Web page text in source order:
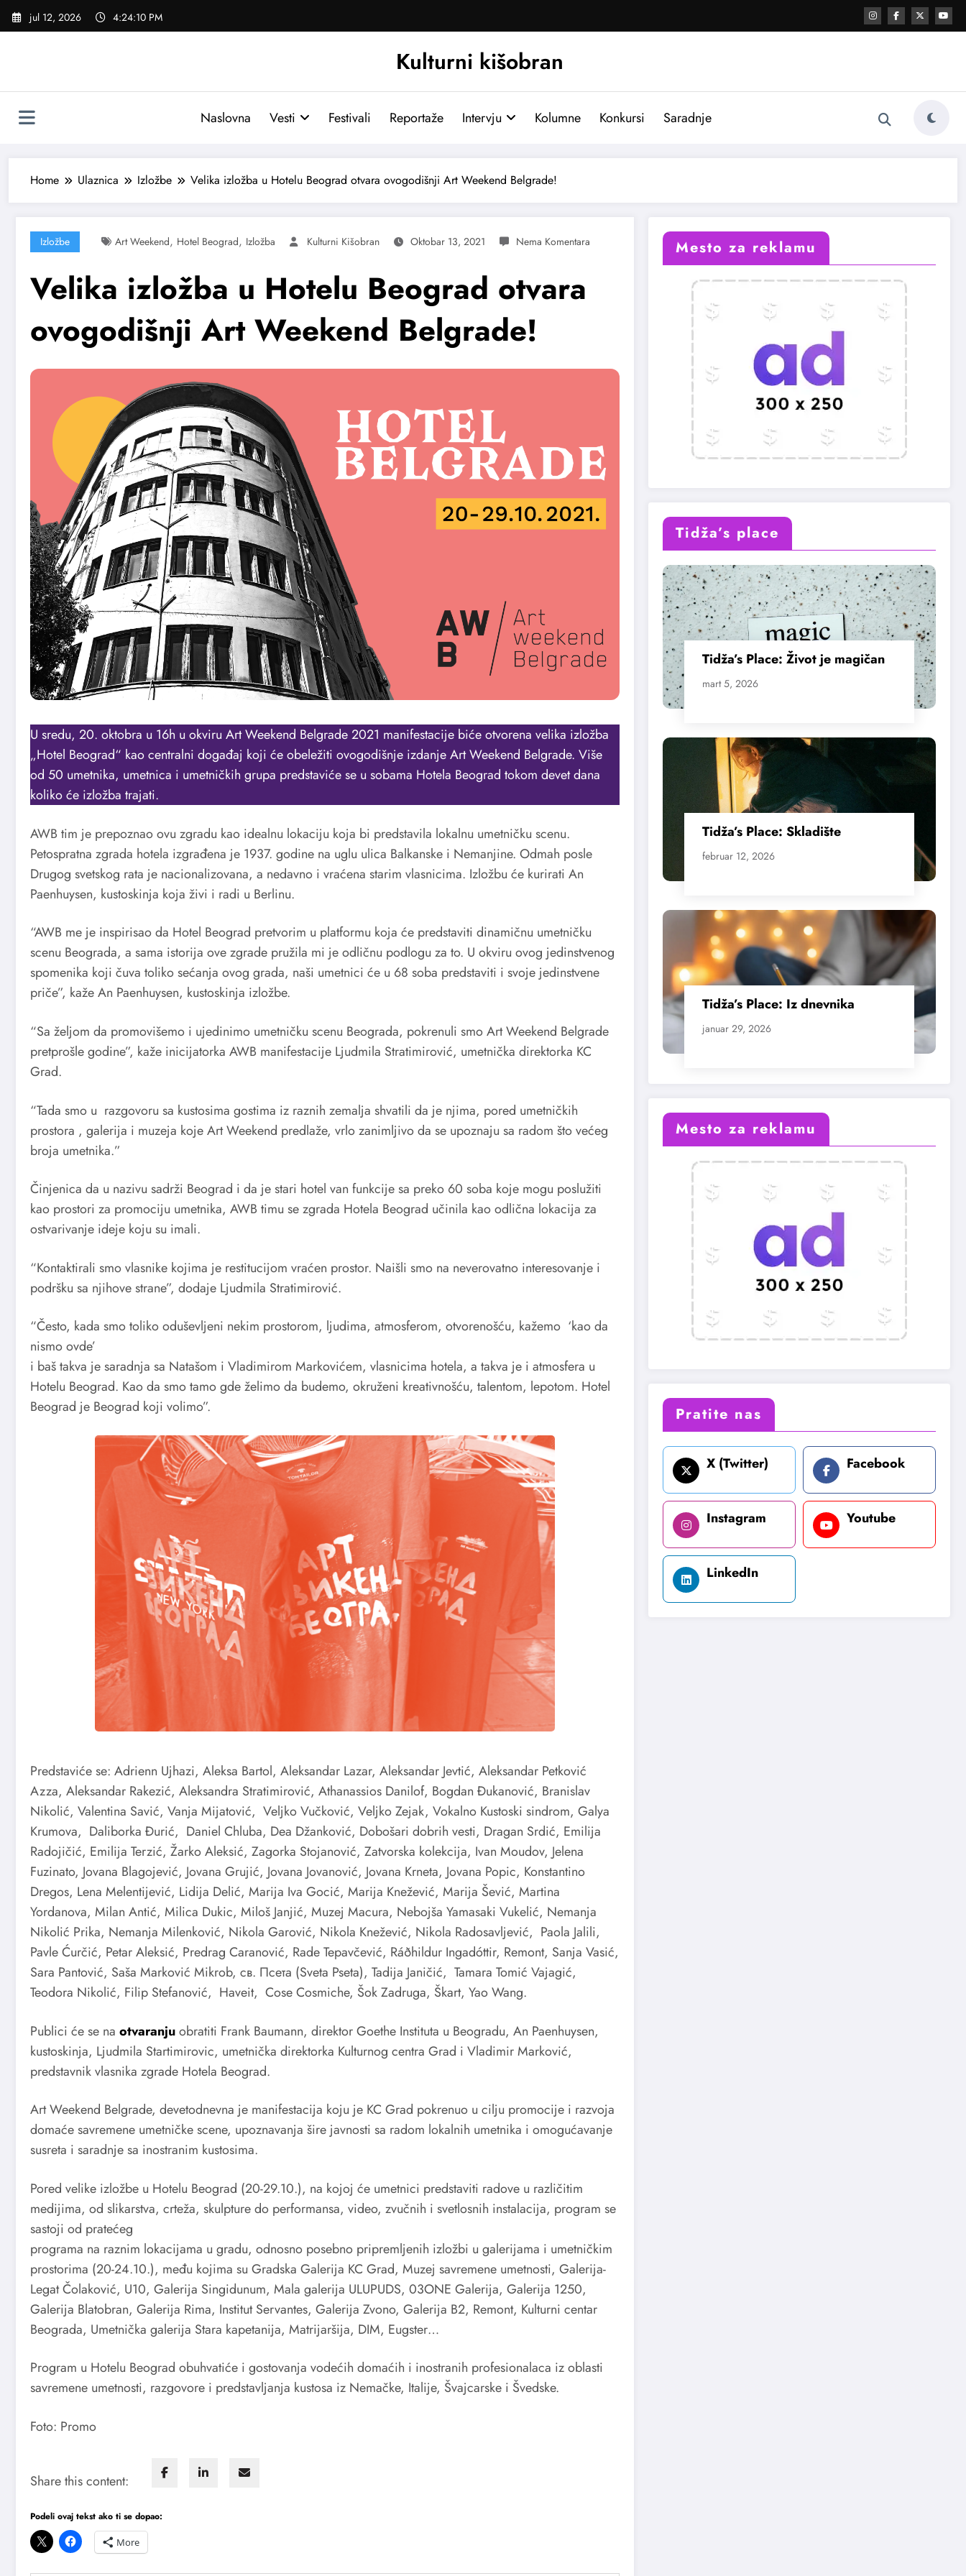
Skoči
jul 12, 2026 4:24:11 PM
Kulturni kišobran
Naslovna Vesti Festivali Reportaže Intervju Kolumne Konkursi Saradnje
Home Ulaznica Izložbe Velika izložba u Hotelu Beograd otvara ovogodišnji Art Weekend Belgrade!
Izložbe Art Weekend, Hotel Beograd, Izložba Kulturni Kišobran Oktobar 13, 2021
Velika izložba u Hotelu Beograd otvara
ovogodišnji Art Weekend Belgrade!
U sredu, 20. oktobra u 16h u okviru Art Weekend Belgrade 2021 manifestacije biće otvorena velika izložba
„Hotel Beograd“ kao centralni događaj koji će obeležiti ovogodišnje izdanje Art Weekend Belgrade. Više
od 50 umetnika, umetnica i umetničkih grupa predstaviće se u sobama Hotela Beograd tokom devet dana
koliko će izložba trajati.
AWB tim je prepoznao ovu zgradu kao idealnu lokaciju koja bi predstavila lokalnu umetničku scenu.
Petospratna zgrada hotela izgrađena je 1937. godine na uglu ulica Balkanske i Nemanjine. Odmah posle
Drugog svetskog rata je nacionalizovana, a nedavno i vraćena starim vlasnicima. Izložbu će kurirati An
Paenhuysen, kustoskinja koja živi i radi u Berlinu.
“AWB me je inspirisao da Hotel Beograd pretvorim u platformu koja će predstaviti dinamičnu umetničku
scenu Beograda, a sama istorija ove zgrade pružila mi je odličnu podlogu za to. U okviru ovog jedinstvenog
spomenika koji čuva toliko sećanja ovog grada, naši umetnici će u 68 soba predstaviti i svoje jedinstvene
priče”, kaže An Paenhuysen, kustoskinja izložbe.
“Sa željom da promovišemo i ujedinimo umetničku scenu Beograda, pokrenuli smo Art Weekend Belgrade
pretprošle godine”, kaže inicijatorka AWB manifestacije Ljudmila Stratimirović, umetnička direktorka KC
Grad.
“Tada smo u razgovoru sa kustosima gostima iz raznih zemalja shvatili da je njima, pored umetničkih
prostora , galerija i muzeja koje Art Weekend predlaže, vrlo zanimljivo da se upoznaju sa radom što većeg
broja umetnika.”
Činjenica da u nazivu sadrži Beograd i da je stari hotel van funkcije sa preko 60 soba koje mogu poslužiti
kao prostori za promociju umetnika, AWB timu se zgrada Hotela Beograd učinila kao odlična lokacija za
ostvarivanje ideje koju su imali.
“Kontaktirali smo vlasnike kojima je restitucijom vraćen prostor. Naišli smo na neverovatno interesovanje i
podršku sa njihove strane”, dodaje Ljudmila Stratimirović.
“Često, kada smo toliko oduševljeni nekim prostorom, ljudima, atmosferom, otvorenošću, kažemo ‘kao da
nismo ovde’
i baš takva je saradnja sa Natašom i Vladimirom Markovićem, vlasnicima hotela, a takva je i atmosfera u
Hotelu Beograd. Kao da smo tamo gde želimo da budemo, okruženi kreativnošću, talentom, lepotom. Hotel
Beograd je Beograd koji volimo”.
Predstaviće se: Adrienn Ujhazi, Aleksa Bartol, Aleksandar Lazar, Aleksandar Jevtić, Aleksandar Petković
Azza, Aleksandar Rakezić, Aleksandra Stratimirović, Athanassios Danilof, Bogdan Đukanović, Branislav
Nikolić, Valentina Savić, Vanja Mijatović, Veljko Vučković, Veljko Zejak, Vokalno Kustoski sindrom, Galya
Krumova, Daliborka Đurić, Daniel Chluba, Dea Džanković, Dobošari dobrih vesti, Dragan Srdić, Emilija
Radojičić, Emilija Terzić, Žarko Aleksić, Zagorka Stojanović, Zatvorska kolekcija, Ivan Moudov, Jelena
Fuzinato, Jovana Blagojević, Jovana Grujić, Jovana Jovanović, Jovana Krneta, Jovana Popic, Konstantino
Dregos, Lena Melentijević, Lidija Delić, Marija Iva Gocić, Marija Knežević, Marija Šević, Martina
Yordanova, Milan Antić, Milica Dukic, Miloš Janjić, Muzej Macura, Nebojša Yamasaki Vukelić, Nemanja
Nikolić Prika, Nemanja Milenković, Nikola Garović, Nikola Knežević, Nikola Radosavljević, Paola Jalili,
Pavle Ćurčić, Petar Aleksić, Predrag Caranović, Rade Tepavčević, Ráðhildur Ingadóttir, Remont, Sanja Vasić,
Sara Pantović, Saša Marković Mikrob, св. Псета (Sveta Pseta), Tadija Janičić, Tamara Tomić Vajagić,
Teodora Nikolić, Filip Stefanović, Haveit, Cose Cosmiche, Šok Zadruga, Škart, Yao Wang.
Publici će se na otvaranjuobratiti Frank Baumann, direktor Goethe Instituta u Beogradu, An Paenhuysen,
kustoskinja, Ljudmila Startimirovic, umetnička direktorka Kulturnog centra Grad i Vladimir Marković,
predstavnik vlasnika zgrade Hotela Beograd.
Art Weekend Belgrade, devetodnevna je manifestacija koju je KC Grad pokrenuo u cilju promocije i razvoja
domaće savremene umetničke scene, upoznavanja šire javnosti sa radom lokalnih umetnika i omogućavanje
susreta i saradnje sa inostranim kustosima.
Pored velike izložbe u Hotelu Beograd (20-29.10.), na kojoj će umetnici predstaviti radove u različitim
medijima, od slikarstva, crteža, skulpture do performansa, video, zvučnih i svetlosnih instalacija, program se
sastoji od pratećeg
programa na raznim lokacijama u gradu, odnosno posebno pripremljenih izložbi u galerijama i umetničkim
prostorima (20-24.10.), među kojima su Gradska Galerija KC Grad, Muzej savremene umetnosti, Galerija-
Legat Čolaković, U10, Galerija Singidunum, Mala galerija ULUPUDS, 03ONE Galerija, Galerija 1250,
Galerija Blatobran, Galerija Rima, Institut Servantes, Galerija Zvono, Galerija B2, Remont, Kulturni centar
Beograda, Umetnička galerija Stara kapetanija, Matrijaršija, DIM, Eugster…
Program u Hotelu Beograd obuhvatiće i gostovanja vodećih domaćih i inostranih profesionalaca iz oblasti
savremene umetnosti, razgovore i predstavljanja kustosa iz Nemačke, Italije, Švajcarske i Švedske.
Foto: Promo
Share this content:
Podeli ovaj tekst ako ti se dopao:
More
Mesto za reklamu
Tidža’s place
Tidža’s Place: Život je magičan
mart 5, 2026
Tidža’s Place: Skladište
februar 12, 2026
Tidža’s Place: Iz dnevnika
januar 29, 2026
Mesto za reklamu
Pratite nas
X (Twitter) Facebook
Instagram Youtube
LinkedIn